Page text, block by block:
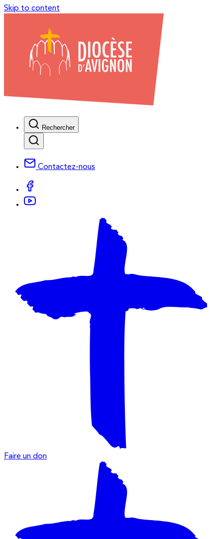
Skip to content
Rechercher
Contactez-nous
Faire un don